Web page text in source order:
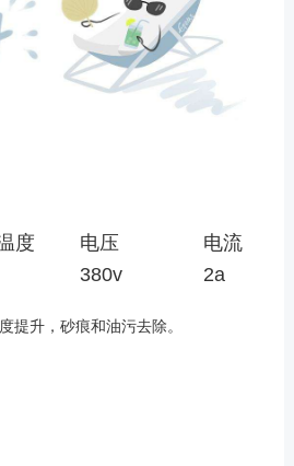
度 电压
电流
380v 2a
提升，砂痕和油污去除。